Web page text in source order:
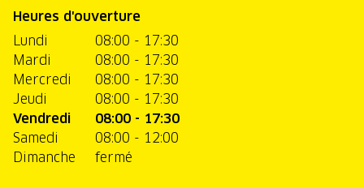
Heures d'ouverture
Lundi
08:00 - 17:30
Mardi
08:00 - 17:30
Mercredi
08:00 - 17:30
Jeudi
08:00 - 17:30
Vendredi
08:00 - 17:30
Samedi
08:00 - 12:00
Dimanche
fermé